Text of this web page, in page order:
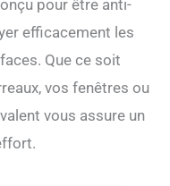
pour être anti-
efficacement les
Que ce soit
vos fenêtres ou
vous assure un